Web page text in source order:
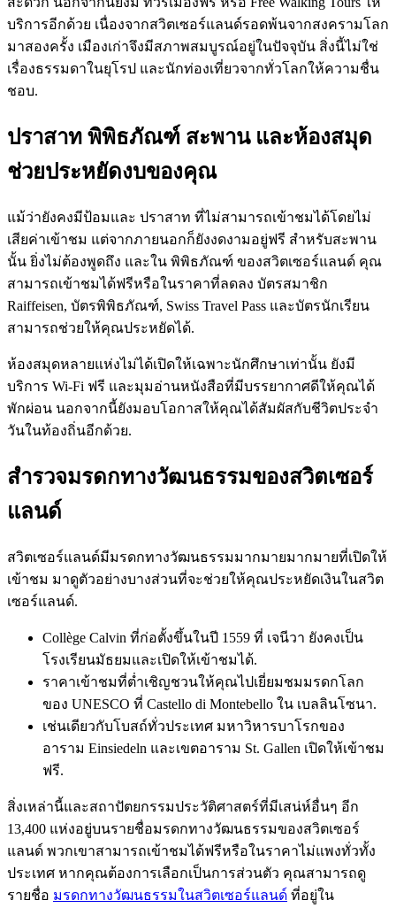
บริการอีกด้วย เนื่องจากสวิตเซอร์แลนด์รอดพ้นจากสงครามโลก
มาสองครั้ง เมืองเก่าจึงมีสภาพสมบูรณ์อยู่ในปัจจุบัน สิ่งนี้ไม่ใช่
เรื่องธรรมดาในยุโรป และนักท่องเที่ยวจากทั่วโลกให้ความชื่น
ชอบ.
ปราสาท พิพิธภัณฑ์ สะพาน และห้องสมุด
ช่วยประหยัดงบของคุณ
แม้ว่ายังคงมีป้อมและ ปราสาท ที่ไม่สามารถเข้าชมได้โดยไม่
เสียค่าเข้าชม แต่จากภายนอกก็ยังงดงามอยู่ฟรี สำหรับสะพาน
นั้น ยิ่งไม่ต้องพูดถึง และใน พิพิธภัณฑ์ ของสวิตเซอร์แลนด์ คุณ
สามารถเข้าชมได้ฟรีหรือในราคาที่ลดลง บัตรสมาชิก
Raiffeisen, บัตรพิพิธภัณฑ์, Swiss Travel Pass และบัตรนักเรียน
สามารถช่วยให้คุณประหยัดได้.
ห้องสมุดหลายแห่งไม่ได้เปิดให้เฉพาะนักศึกษาเท่านั้น ยังมี
บริการ Wi-Fi ฟรี และมุมอ่านหนังสือที่มีบรรยากาศดีให้คุณได้
พักผ่อน นอกจากนี้ยังมอบโอกาสให้คุณได้สัมผัสกับชีวิตประจำ
วันในท้องถิ่นอีกด้วย.
สำรวจมรดกทางวัฒนธรรมของสวิตเซอร์
แลนด์
สวิตเซอร์แลนด์มีมรดกทางวัฒนธรรมมากมายมากมายที่เปิดให้
เข้าชม มาดูตัวอย่างบางส่วนที่จะช่วยให้คุณประหยัดเงินในสวิต
เซอร์แลนด์.
Collège Calvin ที่ก่อตั้งขึ้นในปี 1559 ที่ เจนีวา ยังคงเป็น
โรงเรียนมัธยมและเปิดให้เข้าชมได้.
ราคาเข้าชมที่ต่ำเชิญชวนให้คุณไปเยี่ยมชมมรดกโลก
ของ UNESCO ที่ Castello di Montebello ใน เบลลินโซนา.
เช่นเดียวกับโบสถ์ทั่วประเทศ มหาวิหารบาโรกของ
อาราม Einsiedeln และเขตอาราม St. Gallen เปิดให้เข้าชม
ฟรี.
สิ่งเหล่านี้และสถาปัตยกรรมประวัติศาสตร์ที่มีเสน่ห์อื่นๆ อีก
13,400 แห่งอยู่บนรายชื่อมรดกทางวัฒนธรรมของสวิตเซอร์
แลนด์ พวกเขาสามารถเข้าชมได้ฟรีหรือในราคาไม่แพงทั่วทั้ง
ประเทศ หากคุณต้องการเลือกเป็นการส่วนตัว คุณสามารถดู
รายชื่อ มรดกทางวัฒนธรรมในสวิตเซอร์แลนด์ ที่อยู่ใน